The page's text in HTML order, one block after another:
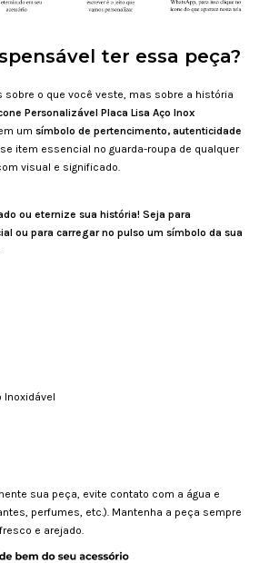
ter essa peça?
sobre o que você veste, mas sobre a história
Personalizável Placa Lisa Aço Inox
um símbolo de pertencimento, autenticidade
item essencial no guarda-roupa de qualquer
visual e significado.
ou eternize sua história! Seja para
ou para carregar no pulso um símbolo da sua
Inoxidável
sua peça, evite contato com a água e
perfumes, etc.). Mantenha a peça sempre
e arejado.